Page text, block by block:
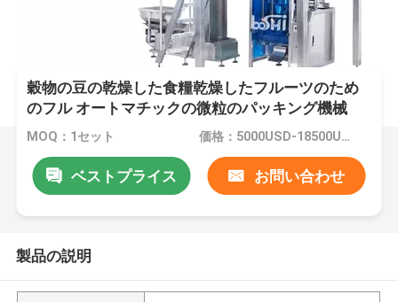
穀物の豆の乾燥した食糧乾燥したフルーツのため
のフル オートマチックの微粒のパッキング機械
MOQ：1セット 価格：5000USD-18500USD per set
ベストプライス お問い合わせ
製品の説明